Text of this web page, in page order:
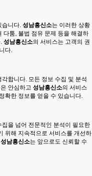
습니다. 성남흥신소는 이러한 상황
다툼, 불법 점유 문제 등을 해결하
성남흥신소의 서비스는 고객의 권
다.
합니다. 모든 정보 수집 및 분석
안심하고 성남흥신소의 서비스
확한 정보를 얻을 수 있습니다.
을 넘어 전문적인 분석이 필요한
위해 지속적으로 서비스를 개선하
성남흥신소는 앞으로도 신뢰할 수